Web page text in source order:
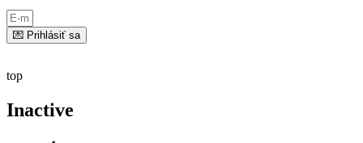
💌 Prihlásiť sa
top
Inactive